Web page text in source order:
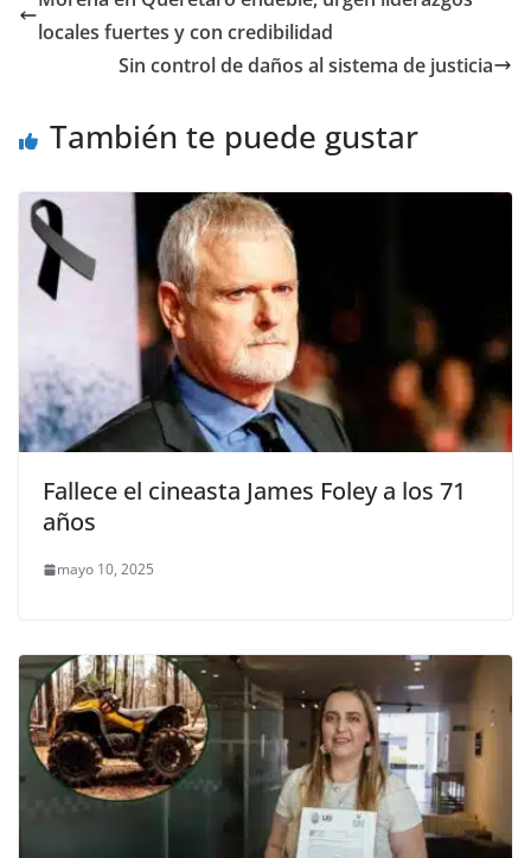
b
k
A
p
n
g
a
m tir
locales fuertes y con credibilidad
Sin control de daños al sistema de justicia
También te puede gustar
Fallece el cineasta James Foley a los 71
años
mayo 10, 2025